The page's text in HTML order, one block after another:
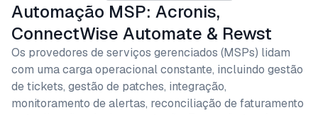
Automação MSP: Acronis,
ConnectWise Automate & Rewst
Os provedores de serviços gerenciados (MSPs) lidam
com uma carga operacional constante, incluindo gestão
de tickets, gestão de patches, integração,
monitoramento de alertas, reconciliação de faturamento